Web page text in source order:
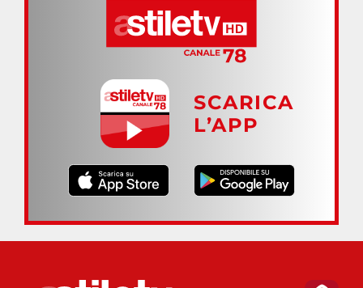
SCARICA
L’APP